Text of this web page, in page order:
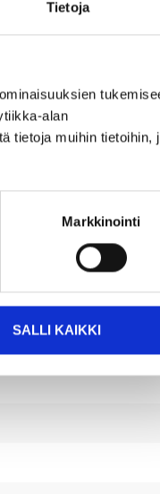
Tietoja
alan
tietoja muihin tietoihin,
Markkinointi
SALLI KAIKKI